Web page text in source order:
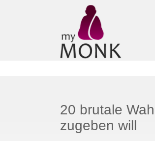
20 brutale
zugeben will